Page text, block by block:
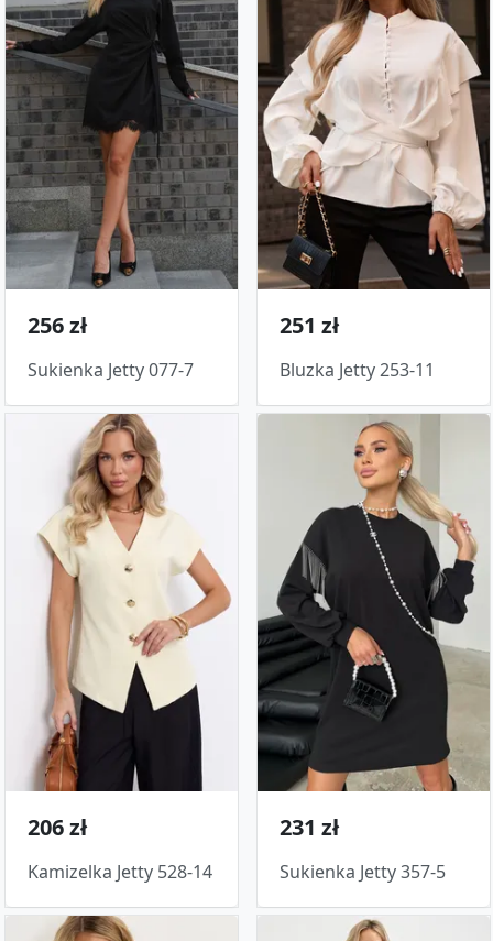
256 zł
Sukienka Jetty 077-7
251 zł
Bluzka Jetty 253-11
206 zł
Kamizelka Jetty 528-14
231 zł
Sukienka Jetty 357-5